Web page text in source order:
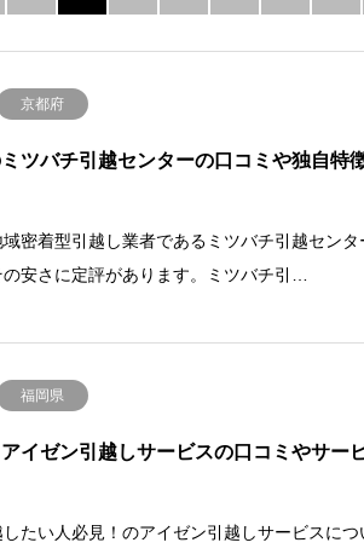
京都府
ツバチ引越センターの口コミや独自特
密着型引越し業者であるミツバチ引越センタ
安さに定評があります。ミツバチ引…
福岡県
アイゼン引越しサービスの口コミやサー
たい人必見！のアイゼン引越しサービスにつ